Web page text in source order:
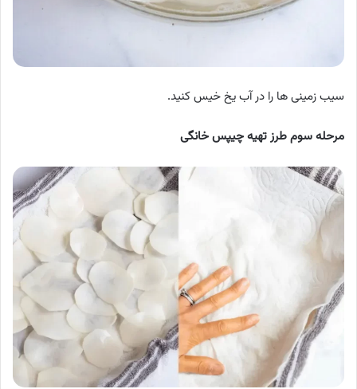
سیب زمینی ها را در آب یخ خیس کنید.
مرحله سوم طرز تهیه چیپس خانگی